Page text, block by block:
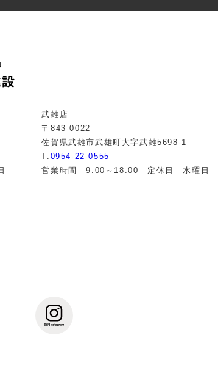
武雄店
〒843-0022
佐賀県武雄市武雄町大字武雄5698-1
T. 0954-22-0555
営業時間 9:00～18:00 定休日 水曜日